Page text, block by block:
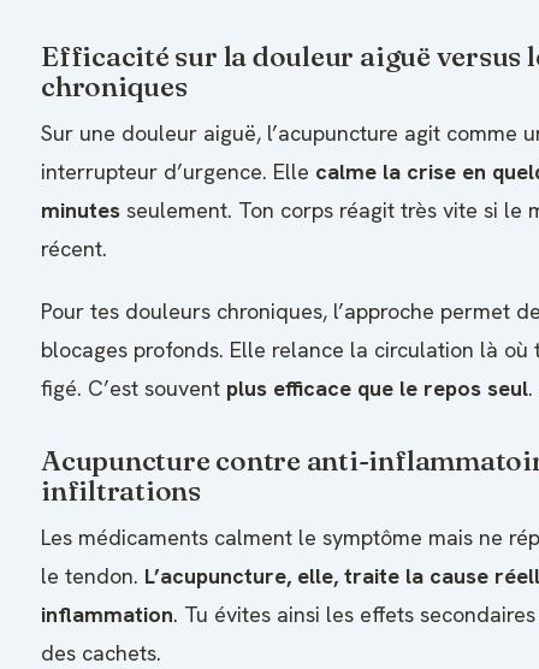
Efficacité sur la douleur aiguë versus
chroniques
Sur une douleur aiguë, l’acupuncture agit comme
interrupteur d’urgence. Elle calme la crise en
minutes seulement. Ton corps réagit très vite si le
récent.
Pour tes douleurs chroniques, l’approche permet
blocages profonds. Elle relance la circulation là où
figé. C’est souvent plus efficace que le repos seul.
Acupuncture contre anti-
infiltrations
Les médicaments calment le symptôme mais ne
le tendon. L’acupuncture, elle, traite la cause
inflammation. Tu évites ainsi les effets
des cachets.